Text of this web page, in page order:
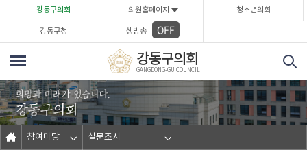
본문바로가기
강동구의회 의원홈페이지 청소년의회
강동구청 생방송 OFF
강동구의회
GANGDONG-GU COUNCIL
참여마당 설문조사